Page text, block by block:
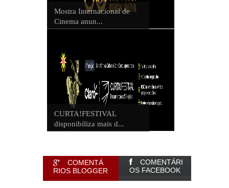
Mostra Internacional de
Cinema anun...
CURTA!FESTIVAL
disponibiliza mais d...
COMENTÁ
RIOS BLOGGER
COMENTÁRI
OS FACEBOOK